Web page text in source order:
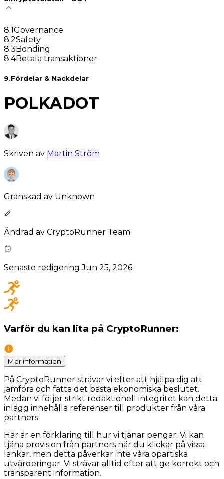
8.1Governance
8.2Safety
8.3Bonding
8.4Betala transaktioner
9.Fördelar & Nackdelar
POLKADOT
Skriven av Martin Ström
Granskad av Unknown
Ändrad av CryptoRunner Team
Senaste redigering Jun 25, 2026
Varför du kan lita på CryptoRunner:
Mer information
På CryptoRunner strävar vi efter att hjälpa dig att
jämföra och fatta det bästa ekonomiska beslutet.
Medan vi följer strikt redaktionell integritet kan detta
inlägg innehålla referenser till produkter från våra
partners.
Här är en förklaring till hur vi tjänar pengar: Vi kan
tjäna provision från partners när du klickar på vissa
länkar, men detta påverkar inte våra opartiska
utvärderingar. Vi strävar alltid efter att ge korrekt och
transparent information.